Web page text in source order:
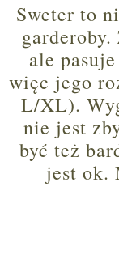
Sweter to
ale
więc jego
L/XL).
nie jest
być też
jest ok.